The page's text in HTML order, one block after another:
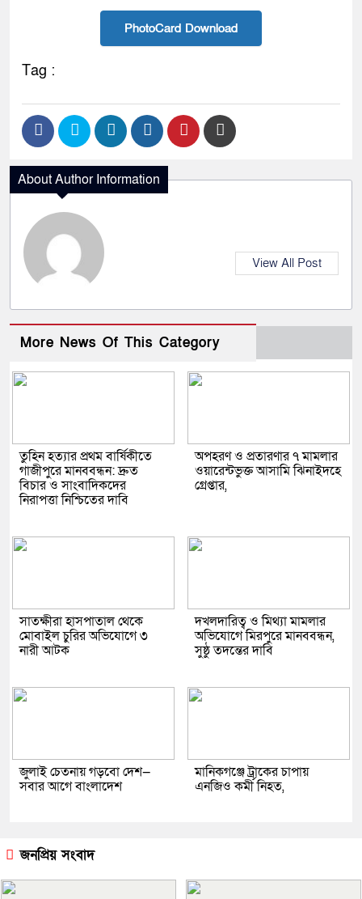
PhotoCard Download
Tag :
About Author Information
View All Post
More News Of This Category
তুহিন হত্যার প্রথম বার্ষিকীতে
গাজীপুরে মানববন্ধন: দ্রুত
বিচার ও সাংবাদিকদের
নিরাপত্তা নিশ্চিতের দাবি
অপহরণ ও প্রতারণার ৭ মামলার
ওয়ারেন্টভুক্ত আসামি ঝিনাইদহে
গ্রেপ্তার,
সাতক্ষীরা হাসপাতাল থেকে
মোবাইল চুরির অভিযোগে ৩
নারী আটক
দখলদারিত্ব ও মিথ্যা মামলার
অভিযোগে মিরপুরে মানববন্ধন,
সুষ্ঠু তদন্তের দাবি
জুলাই চেতনায় গড়বো দেশ—
সবার আগে বাংলাদেশ
মানিকগঞ্জে ট্রাকের চাপায়
এনজিও কর্মী নিহত,
জনপ্রিয় সংবাদ